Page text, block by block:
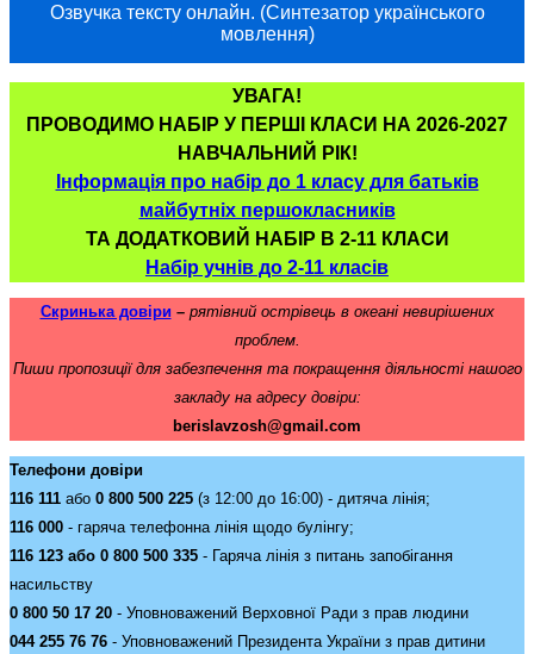
Озвучка тексту онлайн. (Синтезатор українського
мовлення)
УВАГА!
ПРОВОДИМО НАБІР У ПЕРШІ КЛАСИ НА 2026-2027
НАВЧАЛЬНИЙ РІК!
Інформація про набір до 1 класу для батьків
майбутніх першокласників
ТА ДОДАТКОВИЙ НАБІР В 2-11 КЛАСИ
Набір учнів до 2-11 класів
Скринька довіри– рятівний острівець в океані невирішених
проблем.
Пиши пропозиції для забезпечення та покращення діяльності нашого
закладу на адресу довіри:
berislavzosh@gmail.com
Телефони довіри
116 111 або 0 800 500 225 (з 12:00 до 16:00) - дитяча лінія;
116 000 - гаряча телефонна лінія щодо булінгу;
116 123 або 0 800 500 335 - Гаряча лінія з питань запобігання
насильству
0 800 50 17 20 - Уповноважений Верховної Ради з прав людини
044 255 76 76 - Уповноважений Президента України з прав дитини